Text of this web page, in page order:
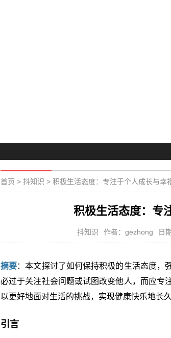
首页 > 抖知识 > 积极生活态度：专注于个人成长与幸
积极生活态度：专
抖知识 作者：gezhong 日
摘要：本文探讨了如何保持积极的生活态度，
必过于关注社会问题或试图改变他人，而应专
以更好地面对生活的挑战，实现健康快乐地长久
引言